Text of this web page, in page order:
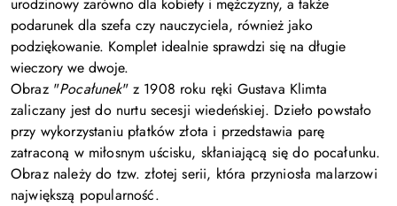
podarunek dla szefa czy nauczyciela, również jako
podziękowanie. Komplet idealnie sprawdzi się na długie
wieczory we dwoje.
Obraz "Pocałunek" z 1908 roku ręki Gustava Klimta
zaliczany jest do nurtu secesji wiedeńskiej. Dzieło powstało
przy wykorzystaniu płatków złota i przedstawia parę
zatraconą w miłosnym uścisku, skłaniającą się do pocałunku.
Obraz należy do tzw. złotej serii, która przyniosła malarzowi
największą popularność.